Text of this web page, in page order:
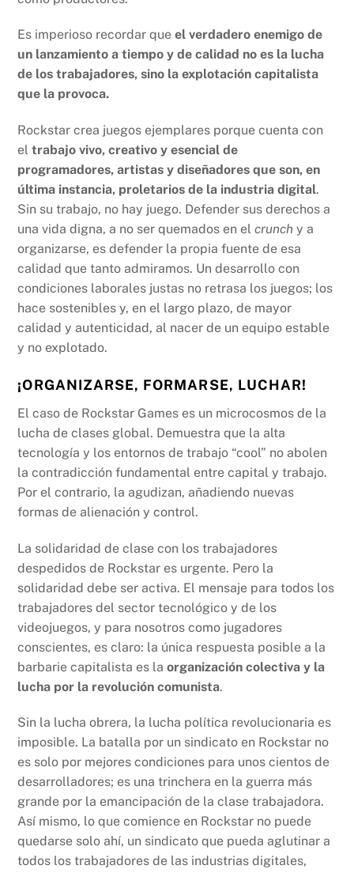
Es imperioso recordar queel verdadero enemigo de
un lanzamiento a tiempo y de calidad no es la lucha
de los trabajadores, sino la explotación capitalista
que la provoca.
Rockstar crea juegos ejemplares porque cuenta con
eltrabajo vivo, creativo y esencial de
programadores, artistas y diseñadores que son, en
última instancia, proletarios de la industria digital.
Sin su trabajo, no hay juego. Defender sus derechos a
una vida digna, a no ser quemados en elcrunch y a
organizarse, es defender la propia fuente de esa
calidad que tanto admiramos. Un desarrollo con
condiciones laborales justas no retrasa los juegos; los
hace sostenibles y, en el largo plazo, de mayor
calidad y autenticidad, al nacer de un equipo estable
y no explotado.
¡ORGANIZARSE, FORMARSE, LUCHAR!
El caso de Rockstar Games es un microcosmos de la
lucha de clases global. Demuestra que la alta
tecnología y los entornos de trabajo “cool” no abolen
la contradicción fundamental entre capital y trabajo.
Por el contrario, la agudizan, añadiendo nuevas
formas de alienación y control.
La solidaridad de clase con los trabajadores
despedidos de Rockstar es urgente. Pero la
solidaridad debe ser activa. El mensaje para todos los
trabajadores del sector tecnológico y de los
videojuegos, y para nosotros como jugadores
conscientes, es claro: la única respuesta posible a la
barbarie capitalista es laorganización colectiva y la
lucha por la revolución comunista.
Sin la lucha obrera, la lucha política revolucionaria es
imposible. La batalla por un sindicato en Rockstar no
es solo por mejores condiciones para unos cientos de
desarrolladores; es una trinchera en la guerra más
grande por la emancipación de la clase trabajadora.
Así mismo, lo que comience en Rockstar no puede
quedarse solo ahí, un sindicato que pueda aglutinar a
todos los trabajadores de las industrias digitales,